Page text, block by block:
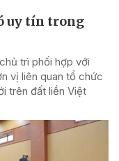
uy tín trong
trì phối hợp với
vị liên quan tổ chức
trên đất liền Việt